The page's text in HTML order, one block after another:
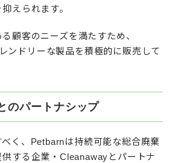
えられます。
顧客のニーズを満たすため、
ンドリーな製品を積極的に販売して
のパートナシップ
く、Petbarnは持続可能な総合廃棄
する企業・Cleanawayとパートナ